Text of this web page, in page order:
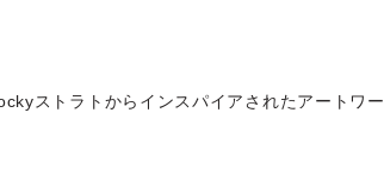
ストラトからインスパイアされたアートワー